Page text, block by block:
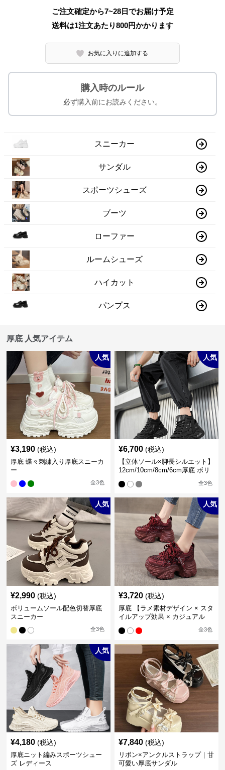
ご注文確定から7~28日でお届け予定
送料は1注文あたり800円かかります
お気に入りに追加する
購入時のルール
必ず購入前にお読みください。
スニーカー
サンダル
スポーツシューズ
ブーツ
ローファー
ルームシューズ
ハイカット
パンプス
厚底 人気アイテム
人気
¥3,190 (税込)
厚底 蝶々刺繍入り厚底スニーカ
ー
全3色
人気
¥6,700 (税込)
【立体ソール×脚長シルエット】
12cm/10cm/8cm/6cm厚底 ボリ
ュームソール立体設計ハイカッ
トスニーカー｜スニーカー・ハ
イカット
全3色
人気
¥2,990 (税込)
ボリュームソール配色切替厚底
スニーカー
全3色
人気
¥3,720 (税込)
厚底 【ラメ素材デザイン × スタ
イルアップ効果 × カジュアル
系】厚底デザインスニーカー
全3色
人気
¥4,180 (税込)
厚底ニット編みスポーツシュー
ズ レディース
¥7,840 (税込)
リボン×アンクルストラップ｜甘
可愛い厚底サンダル